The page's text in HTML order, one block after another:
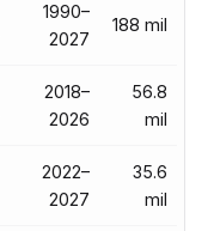
1990–
2027
188 mil
2018–
2026
56.8
mil
2022–
2027
35.6
mil